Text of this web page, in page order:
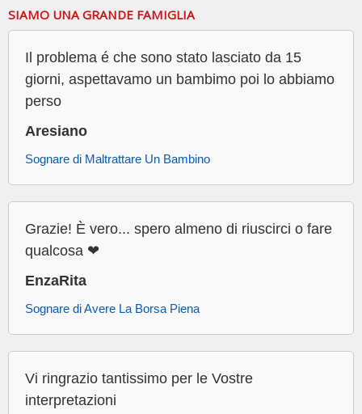
SIAMO UNA GRANDE FAMIGLIA
Il problema é che sono stato lasciato da 15
giorni, aspettavamo un bambimo poi lo abbiamo
perso
Aresiano
Sognare di Maltrattare Un Bambino
Grazie! È vero... spero almeno di riuscirci o fare
qualcosa ❤
EnzaRita
Sognare di Avere La Borsa Piena
Vi ringrazio tantissimo per le Vostre
interpretazioni